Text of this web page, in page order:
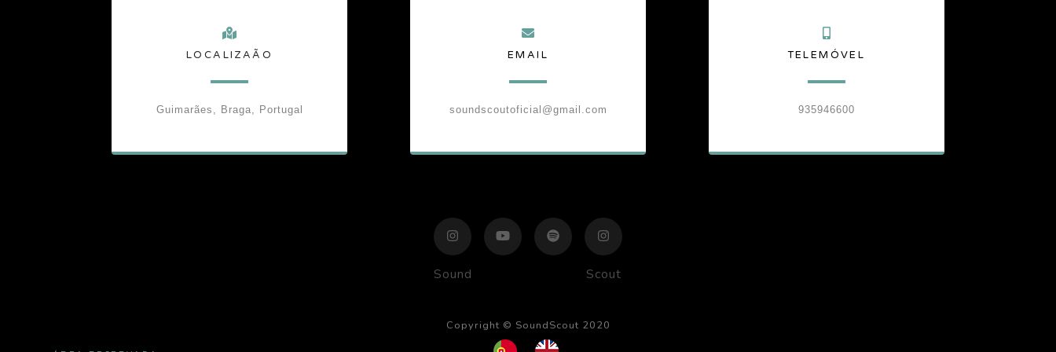
LOCALIZAÃO
Guimarães, Braga, Portugal
EMAIL
soundscoutoficial@gmail.com
TELEMÓVEL
935946600
Sound Scout
Copyright © SoundScout 2020